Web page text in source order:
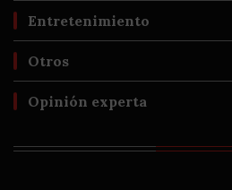
Entretenimiento
Otros
Opinión experta